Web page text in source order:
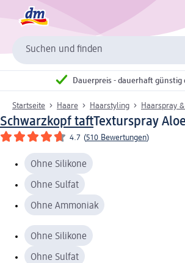
Suchen und finden
Dauerpreis - dauerhaft günstig
Startseite Haare Haarstyling Haarspray
Schwarzkopf taftTexturspray
4.7 (510 Bewertungen)
Ohne Silikone
Ohne Sulfat
Ohne Ammoniak
Ohne Silikone
Ohne Sulfat